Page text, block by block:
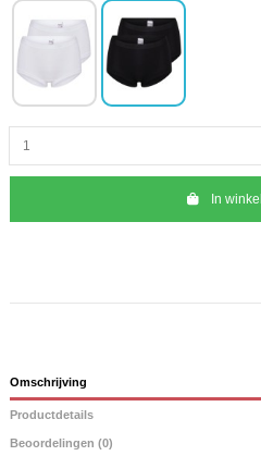
In
Omschrijving
Productdetails
Beoordelingen (0)